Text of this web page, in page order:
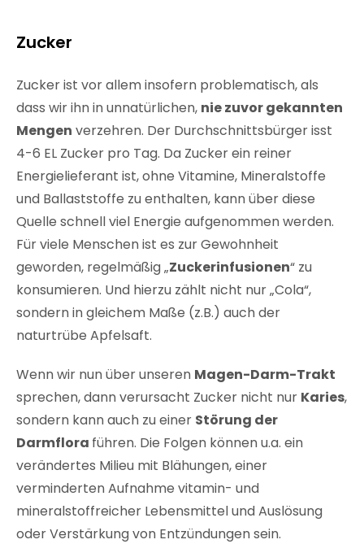
Zucker
Zucker ist vor allem insofern problematisch, als
dass wir ihn in unnatürlichen, nie zuvor gekannten
Mengen verzehren. Der Durchschnittsbürger isst
4-6 EL Zucker pro Tag. Da Zucker ein reiner
Energielieferant ist, ohne Vitamine, Mineralstoffe
und Ballaststoffe zu enthalten, kann über diese
Quelle schnell viel Energie aufgenommen werden.
Für viele Menschen ist es zur Gewohnheit
geworden, regelmäßig „Zuckerinfusionen“ zu
konsumieren. Und hierzu zählt nicht nur „Cola“,
sondern in gleichem Maße (z.B.) auch der
naturtrübe Apfelsaft.
Wenn wir nun über unseren Magen-Darm-Trakt
sprechen, dann verursacht Zucker nicht nur Karies,
sondern kann auch zu einer Störung der
Darmflora führen. Die Folgen können u.a. ein
verändertes Milieu mit Blähungen, einer
verminderten Aufnahme vitamin- und
mineralstoffreicher Lebensmittel und Auslösung
oder Verstärkung von Entzündungen sein.